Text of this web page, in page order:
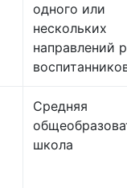
одного или
нескольких
направлений
Средняя
школа